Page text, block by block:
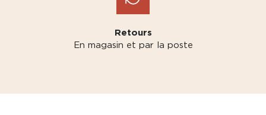
Retours
En magasin et par la poste